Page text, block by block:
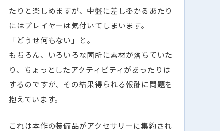
たりと楽しめますが、中盤に差し掛かるあたり
にはプレイヤーは気付いてしまいます。
「どうせ何もない」と。
もちろん、いろいろな箇所に素材が落ちていた
り、ちょっとしたアクティビティがあったりは
するのですが、その結果得られる報酬に問題を
抱えています。
これは本作の装備品がアクセサリーに集約され